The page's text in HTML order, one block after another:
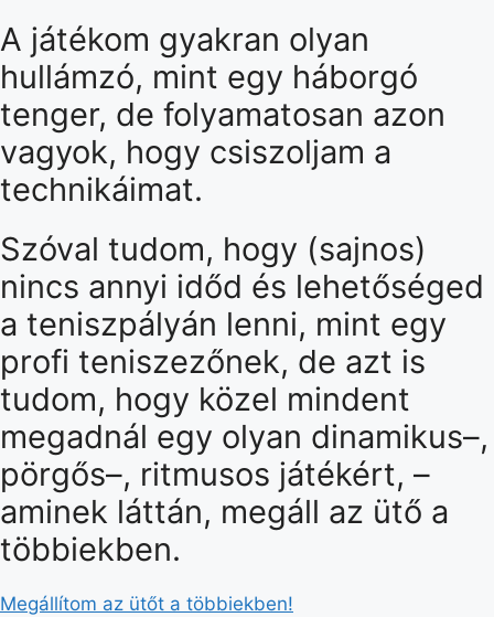
A játékom gyakran olyan
hullámzó, mint egy háborgó
tenger, de folyamatosan azon
vagyok, hogy csiszoljam a
technikáimat.
Szóval tudom, hogy (sajnos)
nincs annyi időd és lehetőséged
a teniszpályán lenni, mint egy
profi teniszezőnek, de azt is
tudom, hogy közel mindent
megadnál egy olyan dinamikus–,
pörgős–, ritmusos játékért, –
aminek láttán, megáll az ütő a
többiekben.
Megállítom az ütőt a többiekben!